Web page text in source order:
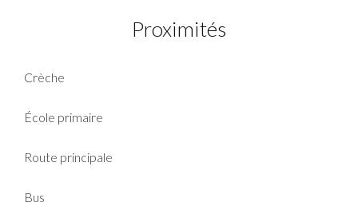
Proximités
Crèche
École primaire
Route principale
Bus